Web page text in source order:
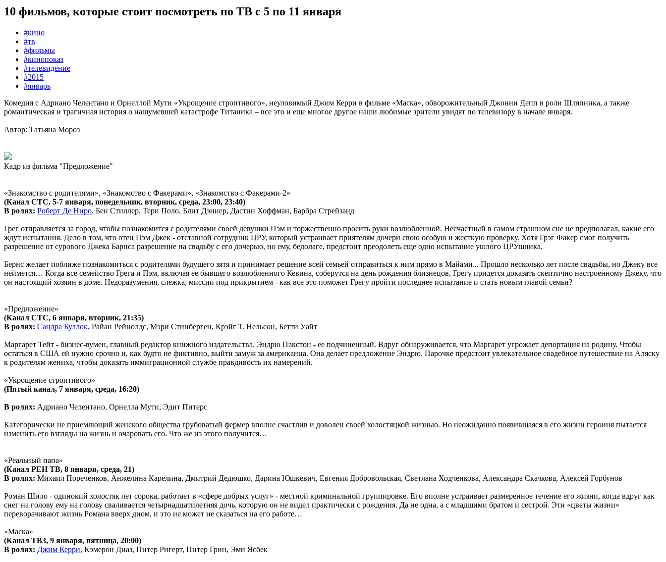
10 фильмов, которые стоит посмотреть по ТВ с 5 по 11 января
#кино
#тв
#фильмы
#кинопоказ
#телевидение
#2015
#январь
Комедия с Адриано Челентано и Орнеллой Мути «Укрощение строптивого», неуловимый Джим Керри в фильме «Маска», обворожительный Джонни Депп в роли Шляпника, а также
романтическая и трагичная история о нашумевшей катастрофе Титаника – все это и еще многое другое наши любимые зрители увидят по телевизору в начале января.
Автор: Татьяна Мороз
Кадр из фильма "Предложение"
«Знакомство с родителями», «Знакомство с Факерами», «Знакомство с Факерами-2»
(Канал СТС, 5-7 января, понедельник, вторник, среда, 23:00, 23:40)
В ролях: Роберт Де Ниро, Бен Стиллер, Тери Поло, Блит Дэннер, Дастин Хоффман, Барбра Стрейзанд
Грег отправляется за город, чтобы познакомится с родителями своей девушки Пэм и торжественно просить руки возлюбленной. Несчастный в самом страшном сне не предполагал, какие его
ждут испытания. Дело в том, что отец Пэм Джек - отставной сотрудник ЦРУ, который устраивает приятелям дочери свою особую и жесткую проверку. Хотя Грэг Факер смог получить
разрешение от сурового Джека Барнса разрешение на свадьбу с его дочерью, но ему, бедолаге, предстоит преодолеть еще одно испытание ушлого ЦРУшника.
Бернс желает поближе познакомиться с родителями будущего зятя и принимает решение всей семьей отправиться к ним прямо в Майами... Прошло несколько лет после свадьбы, но Джеку все
неймется… Когда все семейство Грега и Пэм, включая ее бывшего возлюбленного Кевина, соберутся на день рождения близнецов, Грегу придется доказать скептично настроенному Джеку, что
он настоящий хозяин в доме. Недоразумения, слежка, миссии под прикрытием - как все это поможет Грегу пройти последнее испытание и стать новым главой семьи?
«Предложение»
(Канал СТС, 6 января, вторник, 21:35)
В ролях: Сандра Буллок, Райан Рейнолдс, Мэри Стинберген, Крэйг Т. Нельсон, Бетти Уайт
Маргарет Тейт - бизнес-вумен, главный редактор книжного издательства. Эндрю Пакстон - ее подчиненный. Вдруг обнаруживается, что Маргарет угрожает депортация на родину. Чтобы
остаться в США ей нужно срочно и, как будто не фиктивно, выйти замуж за американца. Она делает предложение Эндрю. Парочке предстоит увлекательное свадебное путешествие на Аляску
к родителям жениха, чтобы доказать иммиграционной службе правдивость их намерений.
«Укрощение строптивого»
(Пятый канал, 7 января, среда, 16:20)
В ролях: Адриано Челентано, Орнелла Мути, Эдит Питерс
Категорически не приемлющий женского общества грубоватый фермер вполне счастлив и доволен своей холостяцкой жизнью. Но неожиданно появившаяся в его жизни героиня пытается
изменить его взгляды на жизнь и очаровать его. Что же из этого получится…
«Реальный папа»
(Канал РЕН ТВ, 8 января, среда, 21)
В ролях: Михаил Пореченков, Анжелина Карелина, Дмитрий Дедюшко, Дарина Юшкевич, Евгения Добровольская, Светлана Ходченкова, Александра Скачкова, Алексей Горбунов
Роман Шило - одинокий холостяк лет сорока, работает в «сфере добрых услуг» - местной криминальной группировке. Его вполне устраивает размеренное течение его жизни, когда вдруг как
снег на голову ему на голову сваливается четырнадцатилетняя дочь, которую он не видел практически с рождения. Да не одна, а с младшими братом и сестрой. Эти «цветы жизни»
переворачивают жизнь Романа вверх дном, и это не может не сказаться на его работе…
«Маска»
(Канал ТВ3, 9 января, пятница, 20:00)
В ролях: Джим Керри, Кэмерон Диаз, Питер Ригерт, Питер Грин, Эми Ясбек